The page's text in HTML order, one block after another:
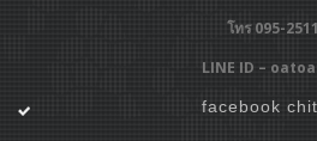
โทร 095-
LINE ID –
facebook